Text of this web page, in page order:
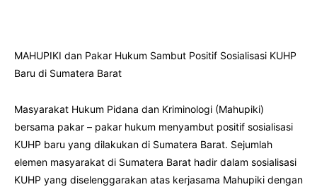
MAHUPIKI dan Pakar Hukum Sambut Positif Sosialisasi KUHP
Baru di Sumatera Barat
Masyarakat Hukum Pidana dan Kriminologi (Mahupiki)
bersama pakar – pakar hukum menyambut positif sosialisasi
KUHP baru yang dilakukan di Sumatera Barat. Sejumlah
elemen masyarakat di Sumatera Barat hadir dalam sosialisasi
KUHP yang diselenggarakan atas kerjasama Mahupiki dengan